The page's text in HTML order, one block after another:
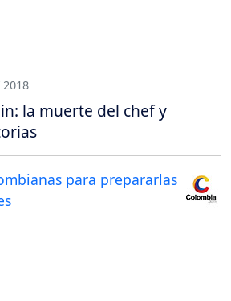
2018
la muerte del chef y